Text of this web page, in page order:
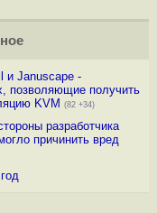
и Januscape -
позволяющие получить
KVM
(82 +34)
разработчика
причинить вред